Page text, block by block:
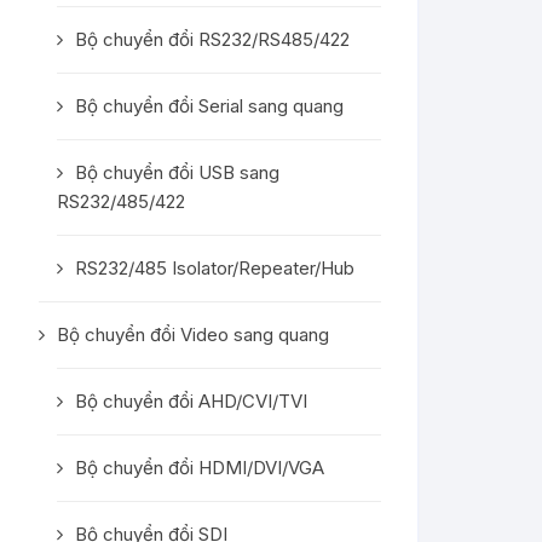
Bộ chuyển đổi RS232/RS485/422
Bộ chuyển đổi Serial sang quang
Bộ chuyển đổi USB sang
RS232/485/422
RS232/485 Isolator/Repeater/Hub
Bộ chuyển đổi Video sang quang
Bộ chuyển đổi AHD/CVI/TVI
Bộ chuyển đổi HDMI/DVI/VGA
Bộ chuyển đổi SDI